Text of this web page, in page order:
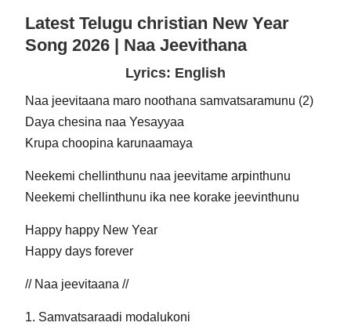
Latest Telugu christian New Year
Song 2026 | Naa Jeevithana
Lyrics: English
Naa jeevitaana maro noothana samvatsaramunu (2)
Daya chesina naa Yesayyaa
Krupa choopina karunaamaya
Neekemi chellinthunu naa jeevitame arpinthunu
Neekemi chellinthunu ika nee korake jeevinthunu
Happy happy New Year
Happy days forever
// Naa jeevitaana //
1. Samvatsaraadi modalukoni